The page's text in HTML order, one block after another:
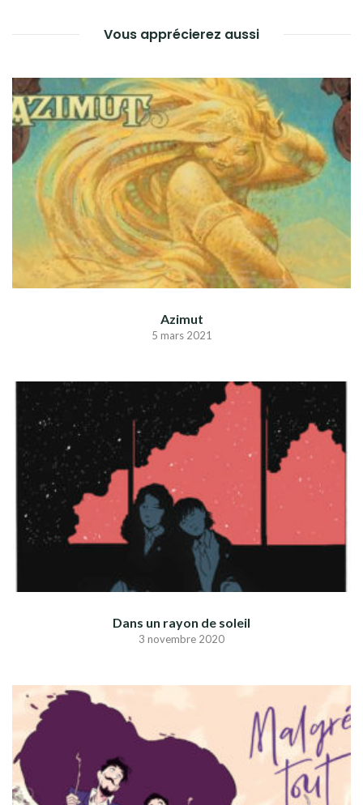
Vous apprécierez aussi
Azimut
5 mars 2021
Dans un rayon de soleil
3 novembre 2020